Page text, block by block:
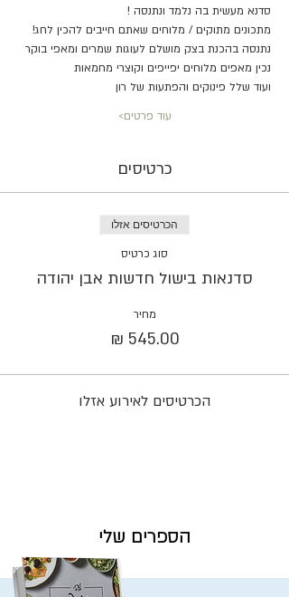
סדנא מעשית בה נלמד ונתנסה !
מתכונים מתוקים / מלוחים שאתם חייבים להכין לחג!
נתנסה בהכנת בצק מושלם לעוגות שמרים ומאפי בוקר
נכין מאפים מלוחים יפייפים וקוצרי מחמאות
ועוד שלל פינוקים והפתעות של רון
עוד פרטים>
כרטיסים
הכרטיסים אזלו
סוג כרטיס
סדנאות בישול חדשות אבן יהודה
מחיר
הכרטיסים לאירוע אזלו
הספרים שלי